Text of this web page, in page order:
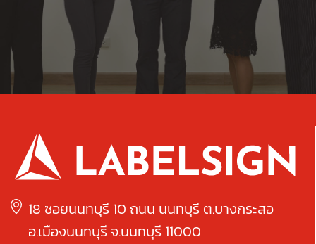
18 ซอยนนทบุรี 10 ถนน นนทบุรี ต.บางกระสอ
อ.เมืองนนทบุรี จ.นนทบุรี 11000